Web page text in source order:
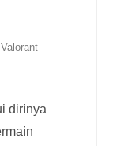
Valorant
dirinya